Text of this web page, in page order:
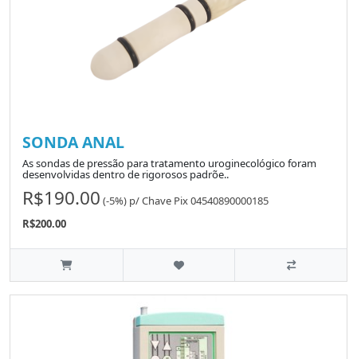
SONDA ANAL
As sondas de pressão para tratamento uroginecológico foram
desenvolvidas dentro de rigorosos padrõe..
R$190.00 (-5%) p/Chave Pix 04540890000185
R$200.00